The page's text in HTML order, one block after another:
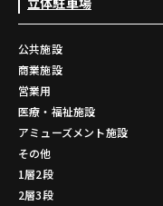
公共施設
商業施設
営業用
医療・福祉施設
アミューズメント施設
その他
1層2段
2層3段